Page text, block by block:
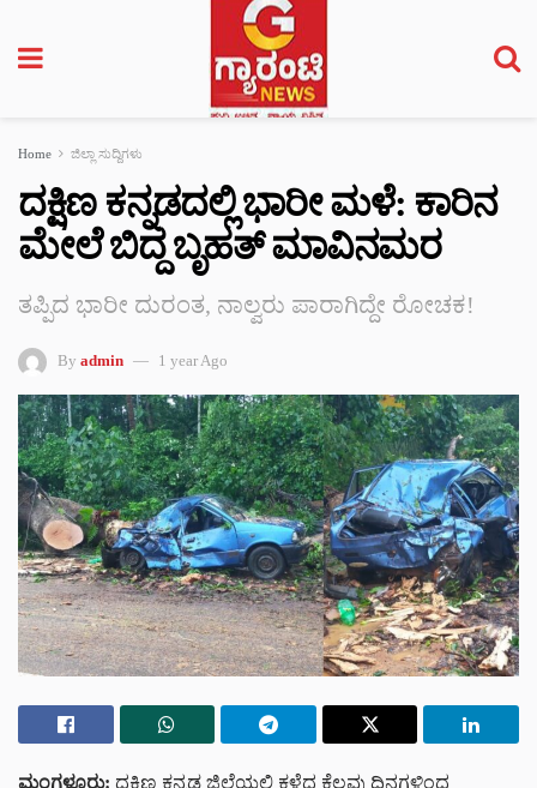
Home ಜಿಲ್ಲಾ ಸುದ್ದಿಗಳು
ದಕ್ಷಿಣ ಕನ್ನಡದಲ್ಲಿ ಭಾರೀ ಮಳೆ: ಕಾರಿನ
ಮೇಲೆ ಬಿದ್ದ ಬೃಹತ್ ಮಾವಿನಮರ
ತಪ್ಪಿದ ಭಾರೀ ದುರಂತ, ನಾಲ್ವರು ಪಾರಾಗಿದ್ದೇ ರೋಚಕ!
By admin 1 year Ago
ಮಂಗಳೂರು: ದಕ್ಷಿಣ ಕನ್ನಡ ಜಿಲ್ಲೆಯಲ್ಲಿ ಕಳೆದ ಕೆಲವು ದಿನಗಳಿಂದ